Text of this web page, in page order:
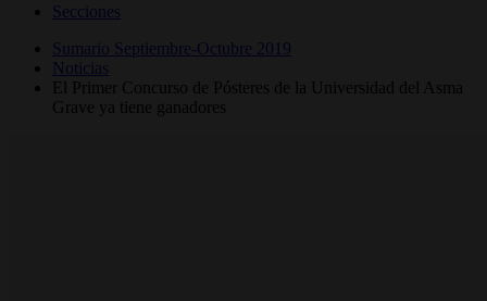
Secciones
Sumario Septiembre-Octubre 2019
Noticias
El Primer Concurso de Pósteres de la Universidad del Asma
Grave ya tiene ganadores